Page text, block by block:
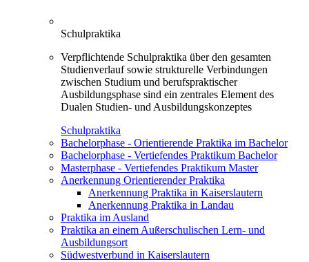
Schulpraktika
Verpflichtende Schulpraktika über den gesamten
Studienverlauf sowie strukturelle Verbindungen
zwischen Studium und berufspraktischer
Ausbildungsphase sind ein zentrales Element des
Dualen Studien- und Ausbildungskonzeptes
Schulpraktika
Bachelorphase - Orientierende Praktika im Bachelor
Bachelorphase - Vertiefendes Praktikum Bachelor
Masterphase - Vertiefendes Praktikum Master
Anerkennung Orientierender Praktika
Anerkennung Praktika in Kaiserslautern
Anerkennung Praktika in Landau
Praktika im Ausland
Praktika an einem Außerschulischen Lern- und
Ausbildungsort
Südwestverbund in Kaiserslautern